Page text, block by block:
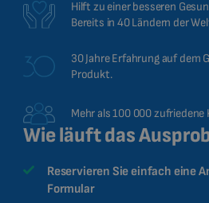
Hilft zu einer besseren
Bereits in 40 Ländern der
30 Jahre Erfahrung auf dem
Produkt.
Mehr als 100 000 zufriedene
Wie läuft das
Reservieren Sie einfach eine
Formular